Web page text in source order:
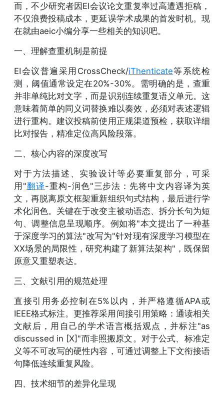
而，不少研究者因EI会议论文重复率过高遭遇拒稿，
不仅浪费投稿成本，更延误学术成果的首发时机。现
在就由aeic小编分享一些相关的知识吧。
一、理解查重机制是前提
EI会议普遍采用CrossCheck/iThenticate等系统检
测，阈值通常设定在20%-30%。需明确的是，查重
并非单纯比对文字，而是识别连续重复语义单元。这
意味着简单的同义词替换难以奏效，必须对表述逻辑
进行重构。建议投稿前使用正规渠道预检，获取详细
比对报告，精准定位高风险段落。
二、核心内容的深度改写
对于方法描述、实验设计等必要重复部分，可采
用"翻译-重构-润色"三步法：先将中文内容译为英
文，再脱离原文框架重新组织句式结构，最后进行学
术化润色。关键在于改变主被动语态、拆分长句为短
句、调整信息呈现顺序。例如将"本文提出了一种基
于深度学习的算法"改写为"针对现有深度学习模型在
XX场景的局限性，研究构建了新算法架构"，既保留
原意又重塑表达。
三、文献引用的规范处理
直接引用务必控制在5%以内，并严格遵循APA或
IEEE格式标注。更推荐采用间接引用策略：通读相关
文献后，用自己的学术语言概括观点，并标注"as
discussed in [X]"而非照搬原文。对于公式、标准定
义等不可改写的硬性内容，可通过调整上下文衔接语
句降低连续重复风险。
四、技术细节的差异化呈现